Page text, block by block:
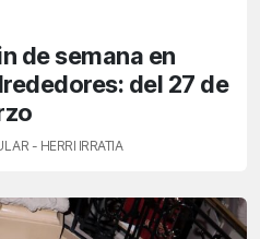
de semana en
del 27 de
- HERRI IRRATIA